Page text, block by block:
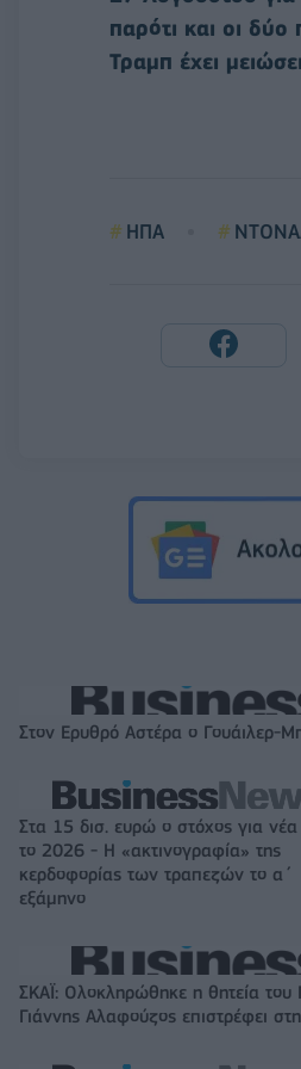
παρότι και οι
Τραμπ έχει
ΗΠΑ
Στον Ερυθρό Αστέρα ο Γουάιλερ-
Στα 15 δισ. ευρώ ο στόχος για νέα
το 2026 - Η «ακτινογραφία» της
κερδοφορίας των τραπεζών το α΄
εξάμηνο
ΣΚΑΪ: Ολοκληρώθηκε η θητεία του
Γιάννης Αλαφούζος επιστρέφει